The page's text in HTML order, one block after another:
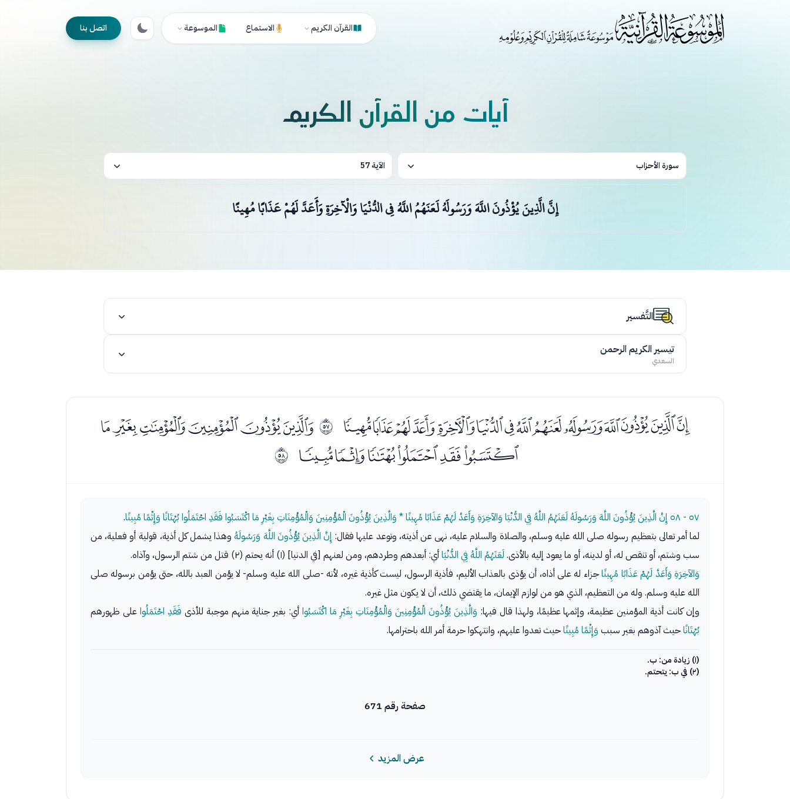
القرآن الكريم الاستماع الموسوعة اتصل بنا
آيات من القرآن الكريم
سورة الأحزاب الآية 57
إِنَّ الَّذِينَ يُؤْذُونَ اللَّهَ وَرَسُولَهُ لَعَنَهُمُ اللَّهُ فِي الدُّنْيَا وَالْآخِرَةِ وَأَعَدَّ لَهُمْ عَذَابًا مُهِينًا
التَّفسير
تيسير الكريم الرحمن
السعدي
ﮁﮂﮃﮄﮅﮆﮇﮈﮉﮊﮋﮌﮍﮎ ﰸﮐﮑﮒﮓﮔﮕ
ﮖﮗﮘﮙﮚﮛ ﰹ
٥٧ - ٥٨ إِنَّ الَّذِينَ يُؤْذُونَ اللَّهَ وَرَسُولَهُ لَعَنَهُمُ اللَّهُ فِي الدُّنْيَا وَالآخِرَةِ وَأَعَدَّ لَهُمْ عَذَابًا مُهِينًا * وَالَّذِينَ يُؤْذُونَ الْمُؤْمِنِينَ وَالْمُؤْمِنَاتِ بِغَيْرِ مَا اكْتَسَبُوا فَقَدِ احْتَمَلُوا بُهْتَانًا وَإِثْمًا مُبِينًا.
لما أمر تعالى بتعظيم رسوله صلى الله عليه وسلم، والصلاة والسلام عليه، نهى عن أذيته، وتوعد عليها فقال: إِنَّ الَّذِينَ يُؤْذُونَ اللَّهَ وَرَسُولَهُوهذا يشمل كل أذية، قولية أو فعلية، من
سب وشتم، أو تنقص له، أو لدينه، أو ما يعود إليه بالأذى. لَعَنَهُمُ اللَّهُ فِي الدُّنْيَاأي: أبعدهم وطردهم، ومن لعنهم [في الدنيا] (١) أنه يحتم (٢) قتل من شتم الرسول، وآذاه.
وَالآخِرَةِ وَأَعَدَّ لَهُمْ عَذَابًا مُهِينًاجزاء له على أذاه، أن يؤذى بالعذاب الأليم، فأذية الرسول، ليست كأذية غيره، لأنه -صلى الله عليه وسلم- لا يؤمن العبد بالله، حتى يؤمن برسوله صلى
الله عليه وسلم. وله من التعظيم، الذي هو من لوازم الإيمان، ما يقتضي ذلك، أن لا يكون مثل غيره.
وإن كانت أذية المؤمنين عظيمة، وإثمها عظيمًا، ولهذا قال فيها: وَالَّذِينَ يُؤْذُونَ الْمُؤْمِنِينَ وَالْمُؤْمِنَاتِ بِغَيْرِ مَا اكْتَسَبُواأي: بغير جناية منهم موجبة للأذى فَقَدِ احْتَمَلُوا على ظهورهم
بُهْتَانًاحيث آذوهم بغير سبب وَإِثْمًا مُبِينًاحيث تعدوا عليهم، وانتهكوا حرمة أمر الله باحترامها.
(١) زيادة من: ب.
(٢) في ب: يتحتم.
صفحة رقم 671
عرض المزيد